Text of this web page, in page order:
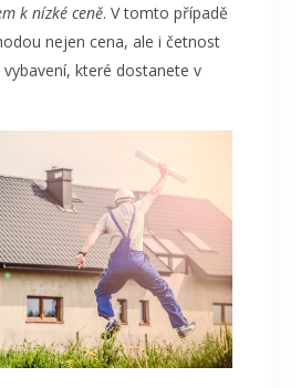
k nízké ceně. V tomto případě
nejen cena, ale i četnost
které dostanete v